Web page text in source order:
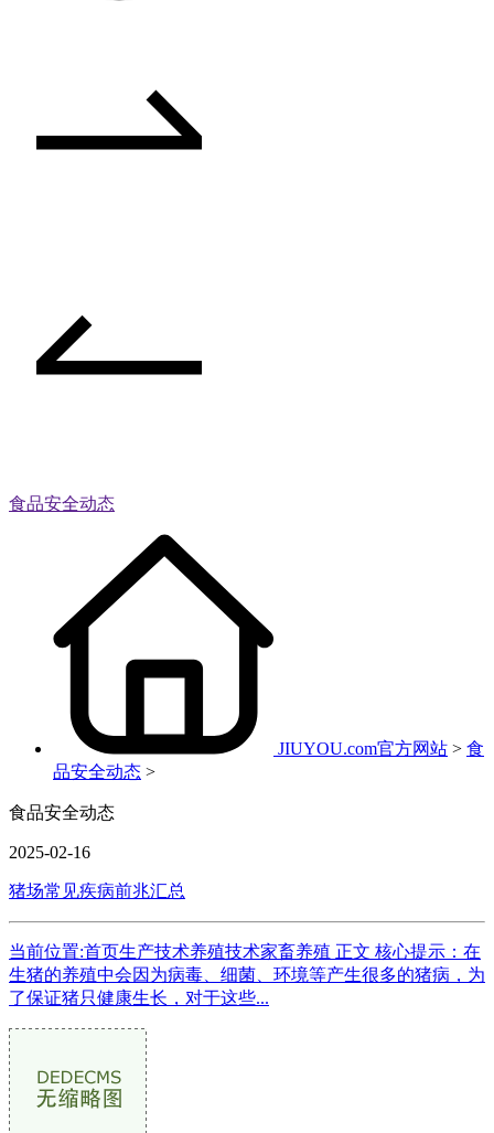
食品安全动态
JIUYOU.com官方网站 > 食
品安全动态 >
食品安全动态
2025-02-16
猪场常见疾病前兆汇总
当前位置:首页生产技术养殖技术家畜养殖 正文 核心提示：在
生猪的养殖中会因为病毒、细菌、环境等产生很多的猪病，为
了保证猪只健康生长，对于这些...